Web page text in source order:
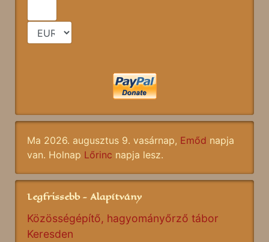
Ma 2026. augusztus 9. vasárnap, Emőd napja
van. Holnap Lőrinc napja lesz.
Legfrissebb - Alapítvány
Közösségépítő, hagyományőrző tábor
Keresden